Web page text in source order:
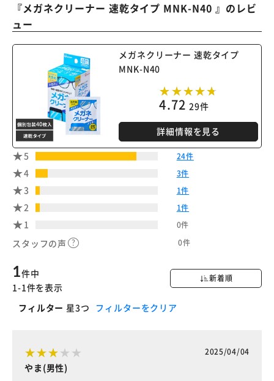
『メガネクリーナー 速乾タイプ MNK-N40』のレビ
ュー
メガネクリーナー 速乾タイプ
MNK-N40
4.72 29件
詳細情報を見る
5 24件
4 3件
3 1件
2 1件
1 0件
スタッフの声 0件
新着順
1件中
1-1件を表示
フィルター 星3つ フィルターをクリア
2025/04/04
やま(男性)